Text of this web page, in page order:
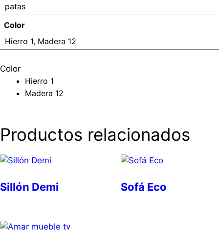
patas
Color
Hierro 1, Madera 12
Color
Hierro 1
Madera 12
Productos relacionados
Sillón Demi Sofá Eco